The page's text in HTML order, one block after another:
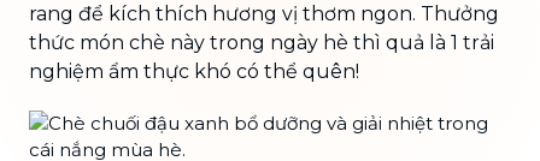
rang để kích thích hương vị thơm ngon. Thưởng
thức món chè này trong ngày hè thì quả là 1 trải
nghiệm ẩm thực khó có thể quên!